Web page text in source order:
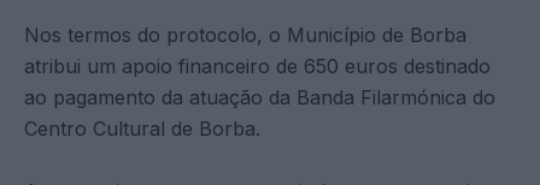
Nos termos do protocolo, o Município de Borba
atribui um apoio financeiro de 650 euros destinado
ao pagamento da atuação da Banda Filarmónica do
Centro Cultural de Borba.